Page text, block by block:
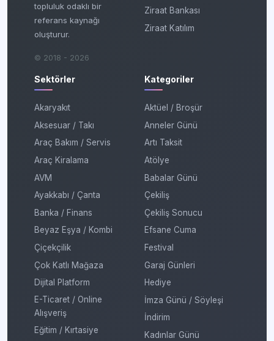
topluluk odaklı bir
referans kaynağı
oluşturur.
© 2018 - 2026
Ziraat Bankası
Ziraat Katılım
Sektörler
Akaryakıt
Aksesuar / Takı
Araç Bakım / Servis
Araç Kiralama
AVM
Ayakkabı / Çanta
Banka / Finans
Beyaz Eşya / Kombi
Çiçekçilik
Çok Katlı Mağaza
Dijital Platform
E-Ticaret / Online
Alışveriş
Eğitim / Kırtasiye
Kategoriler
Aktüel / Broşür
Anneler Günü
Artı Taksit
Atölye
Babalar Günü
Çekiliş
Çekiliş Sonucu
Efsane Cuma
Festival
Garaj Günleri
Hediye
İmza Günü / Söyleşi
İndirim
Kadınlar Günü